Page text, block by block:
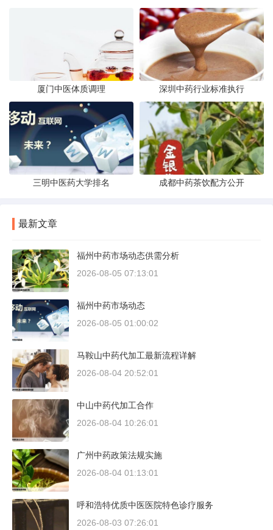
厦门中医体质调理 深圳中药行业标准执行
三明中医药大学排名 成都中药茶饮配方公开
最新文章
福州中药市场动态供需分析
2026-08-05 07:13:01
福州中药市场动态
2026-08-05 01:00:02
马鞍山中药代加工最新流程详解
2026-08-04 20:52:01
中山中药代加工合作
2026-08-04 10:26:01
广州中药政策法规实施
2026-08-04 01:13:01
呼和浩特优质中医医院特色诊疗服务
2026-08-03 07:26:01